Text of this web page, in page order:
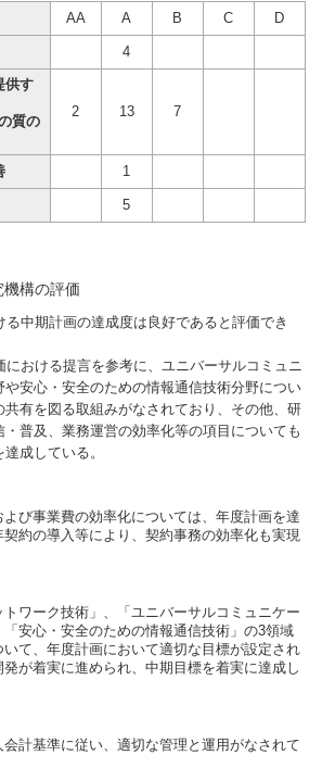
AA A B C D
4
供す
質の
2 13 7
1
5
構の評価
中期計画の達成度は良好であると評価でき
おける提言を参考に、ユニバーサルコミュニ
安心・安全のための情報通信技術分野につい
有を図る取組みがなされており、その他、研
・普及、業務運営の効率化等の項目についても
成している。
び事業費の効率化については、年度計画を達
契約の導入等により、契約事務の効率化も実現
ワーク技術」、「ユニバーサルコミュニケー
「安心・安全のための情報通信技術」の3領域
て、年度計画において適切な目標が設定され
が着実に進められ、中期目標を着実に達成し
計基準に従い、適切な管理と運用がなされて